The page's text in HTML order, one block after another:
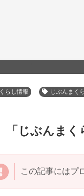
くらし情報 じぶんまくら
「じぶんま
この記事にはプ